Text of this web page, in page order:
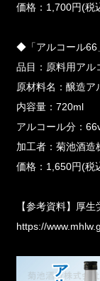
価格：1,700円(税
◆「アルコール66
品目：原料用アル
原材料名：醸造ア
内容量：720ml
アルコール分：
加工者：菊池酒造
価格：1,650円(税
【参考資料】厚
https://